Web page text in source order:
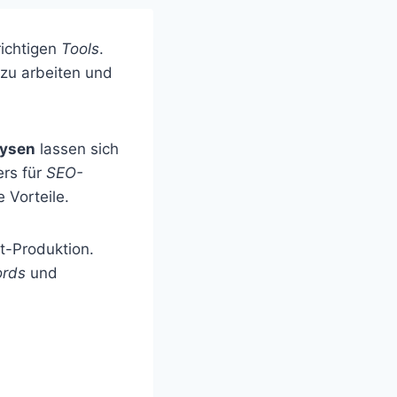
Tools.
arbeiten und
lassen sich
für SEO-
Vorteile.
Produktion.
und